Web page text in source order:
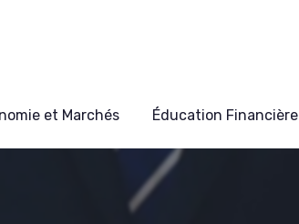
et Marchés Éducation Financière